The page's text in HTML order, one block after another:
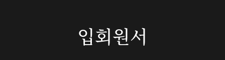
입회원서